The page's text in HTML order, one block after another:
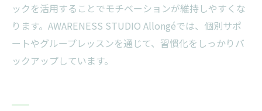
ックを活用することでモチベーションが維持しやすくな
ります。AWARENESS STUDIO Allongéでは、個別サポ
ートやグループレッスンを通じて、習慣化をしっかりバ
ックアップしています。